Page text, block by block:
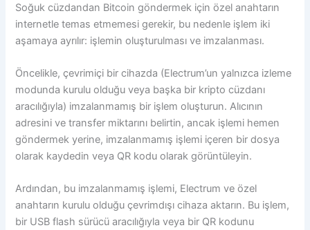
Soğuk cüzdandan Bitcoin göndermek için özel anahtarın
internetle temas etmemesi gerekir, bu nedenle işlem iki
aşamaya ayrılır: işlemin oluşturulması ve imzalanması.
Öncelikle, çevrimiçi bir cihazda (Electrum’un yalnızca izleme
modunda kurulu olduğu veya başka bir kripto cüzdanı
aracılığıyla) imzalanmamış bir işlem oluşturun. Alıcının
adresini ve transfer miktarını belirtin, ancak işlemi hemen
göndermek yerine, imzalanmamış işlemi içeren bir dosya
olarak kaydedin veya QR kodu olarak görüntüleyin.
Ardından, bu imzalanmamış işlemi, Electrum ve özel
anahtarın kurulu olduğu çevrimdışı cihaza aktarın. Bu işlem,
bir USB flash sürücü aracılığıyla veya bir QR kodunu